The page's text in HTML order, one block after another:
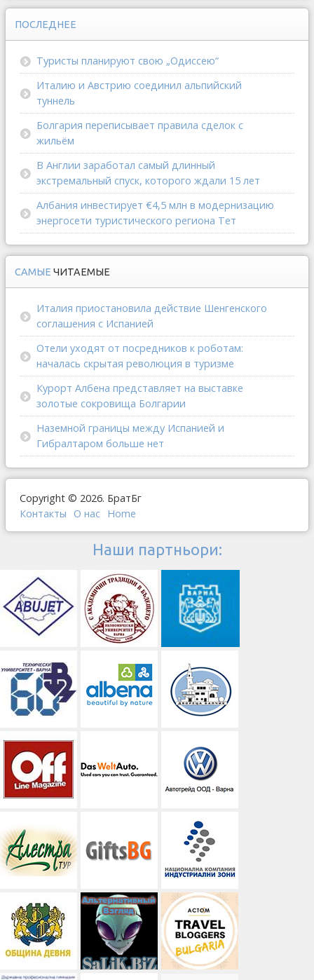
ПОСЛЕДНЕЕ
Туристы планируют свою „Одиссею“
Италию и Австрию соединил альпийский
туннель
Болгария переписывает правила сделок с
жильём
В Англии заработал самый длинный
экстремальный спуск, которого ждали 15 лет
Албания инвестирует €4,5 млн в модернизацию
энергосети туристического региона Тет
САМЫЕ ЧИТАЕМЫЕ
Италия приостановила действие Шенгенского
соглашения с Испанией
Отели уходят от посредников к роботам:
началась скрытая революция в туризме
Курорт Албена представляет на выставке
золотые сокровища Болгарии
Наземной границы между Испанией и
Гибралтаром больше нет
Copyright © 2026. БратБг
Контакты
О наc Home
Наши партньори: